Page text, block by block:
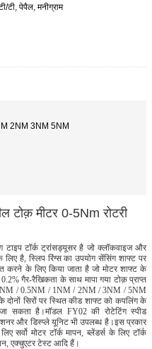
टी, पेपैल, मनीग्राम
2NM 3NM 5NM
टोक़ मीटर 0-5Nm रोटरी
टाइप टॉर्क ट्रांसड्यूसर है जो क्लॉकवाइज और
लिए है, स्लिप रिंग्स का उपयोग सेंसिंग शाफ्ट पर
करने के लिए किया जाता है जो मोटर शाफ्ट के
गैर-रैखिकता के साथ मापा गया टोक़ प्राप्त
/ 0.5NM / 1NM / 2NM / 3NM / 5NM
सिरों पर स्थित कीड शाफ्ट को कपलिंग के
सकता है।मॉडल FY02 की रोटेटिंग स्पीड
और डिस्प्ले यूनिट भी उपलब्ध है।इस प्रकार
सर्वो मोटर टॉर्क मापन, ब्लेंडर्स के लिए टॉर्क
एक्चुएटर टेस्ट आदि हैं।